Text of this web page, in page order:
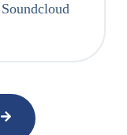
Soundcloud